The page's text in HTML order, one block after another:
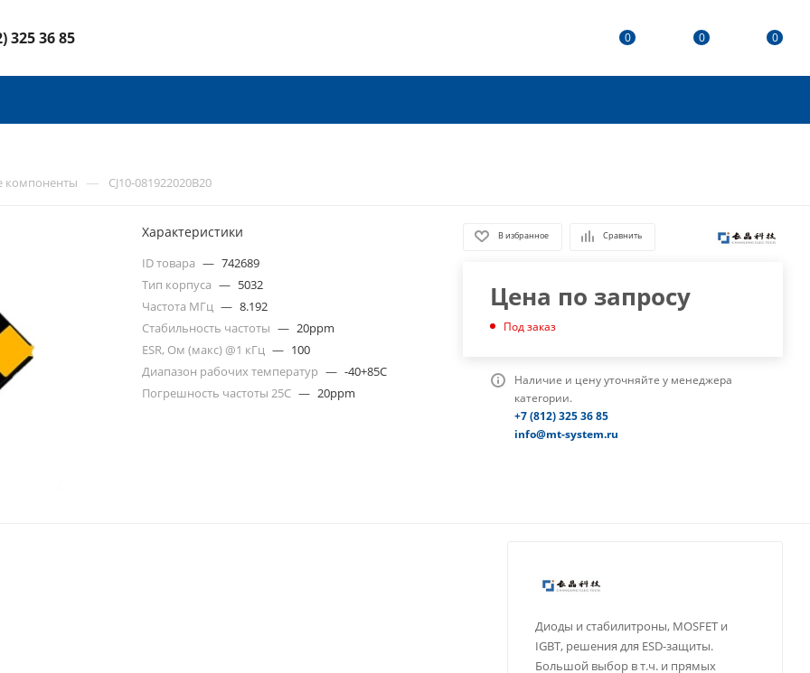
325 36 85 0 0 0
компоненты — CJ10-081922020B20
Характеристики
ID товара — 742689
Тип корпуса — 5032
Частота МГц — 8.192
Стабильность частоты — 20ppm
ESR, Ом (макс) @1 кГц — 100
Диапазон рабочих температур — -40+85C
Погрешность частоты 25С — 20ppm
В избранное Сравнить
Цена по запросу
Под заказ
Наличие и цену уточняйте у менеджера
категории.
+7 (812) 325 36 85
info@mt-system.ru
Диоды и стабилитроны, MOSFET и
IGBT, решения для ESD-защиты.
Большой выбор в т.ч. и прямых